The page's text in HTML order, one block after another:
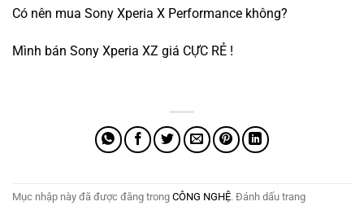
Có nên mua Sony Xperia X Performance không?
Mình bán Sony Xperia XZ giá CỰC RẺ !
Mục nhập này đã được đăng trong CÔNG NGHỆ. Đánh dấu trang